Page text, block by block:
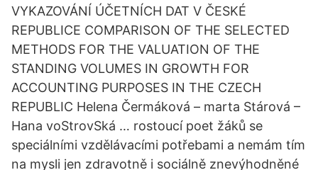
VYKAZOVÁNÍ ÚČETNÍCH DAT V ČESKÉ
REPUBLICE COMPARISON OF THE SELECTED
METHODS FOR THE VALUATION OF THE
STANDING VOLUMES IN GROWTH FOR
ACCOUNTING PURPOSES IN THE CZECH
REPUBLIC Helena Čermáková – marta Stárová –
Hana voStrovSká … rostoucí poet žáků se
speciálními vzdělávacími potřebami a nemám tím
na mysli jen zdravotně i sociálně znevýhodněné